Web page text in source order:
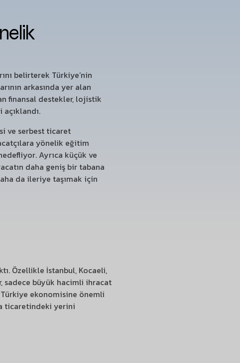
belirterek Türkiye’nin
arkasında yer alan
finansal destekler, lojistik
ve serbest ticaret
yönelik eğitim
Ayrıca küçük ve
daha geniş bir tabana
da ileriye taşımak için
Özellikle İstanbul, Kocaeli,
sadece büyük hacimli ihracat
ekonomisine önemli
ticaretindeki yerini